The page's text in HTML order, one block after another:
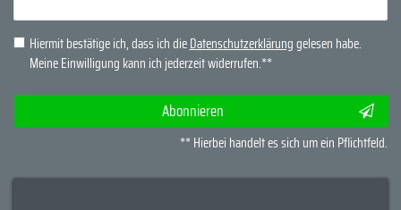
Honig
Hiermit bestätige ich, dass ich dieDaten­schutz­erklärunggelesen habe.
Meine Einwilligung kann ich jederzeit widerrufen.**
Abonnieren
** Hierbei handelt es sich um ein Pflichtfeld.